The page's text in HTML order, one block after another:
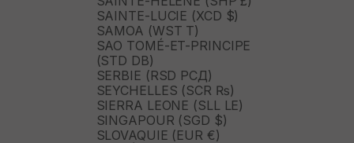
SAINTE-LUCIE (XCD $)
SAMOA (WST T)
SAO TOMÉ-ET-PRINCIPE
(STD DB)
SERBIE (RSD РСД)
SEYCHELLES (SCR ₨)
SIERRA LEONE (SLL LE)
SINGAPOUR (SGD $)
SLOVAQUIE (EUR €)